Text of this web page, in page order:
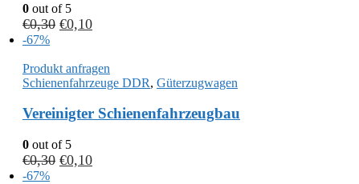
0 out of 5
€0,30 €0,10
-67%
Produkt anfragen
Schienenfahrzeuge DDR, Güterzugwagen
Vereinigter Schienenfahrzeugbau
0 out of 5
€0,30 €0,10
-67%